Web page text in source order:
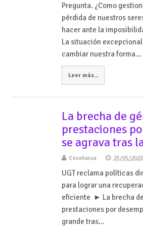
Pregunta. ¿Como
pérdida de nuestros
hacer ante la
La situación
cambiar nuestra forma…
Leer más...
La brecha de
prestaciones
se agrava tras
Enseñanza 25/05/2020
UGT reclama políticas
para lograr una
eficiente ► La brecha
prestaciones por
grande tras…